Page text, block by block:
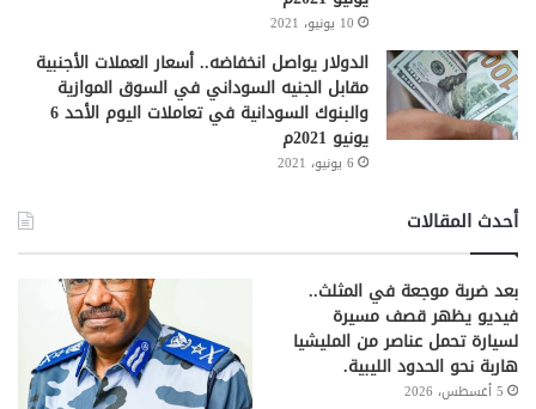
10 يونيو، 2021
الدولار يواصل انخفاضه.. أسعار العملات الأجنبية
مقابل الجنيه السوداني في السوق الموازية
والبنوك السودانية في تعاملات اليوم الأحد 6
يونيو 2021م
6 يونيو، 2021
أحدث المقالات
بعد ضربة موجعة في المثلث..
فيديو يظهر قصف مسيرة
لسيارة تحمل عناصر من المليشيا
هاربة نحو الحدود الليبية.
5 أغسطس، 2026